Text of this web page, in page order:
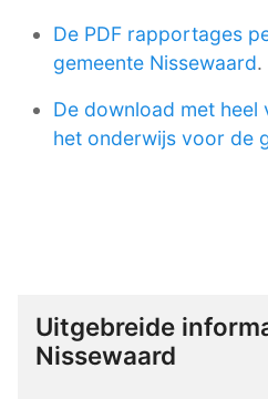
De PDF rapportages
gemeente Nissewaard.
De download met
het onderwijs voor de
Uitgebreide
Nissewaard